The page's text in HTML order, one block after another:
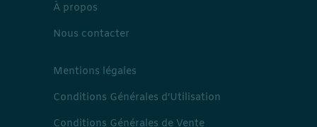
À propos
Nous contacter
Mentions légales
Conditions Générales d’Utilisation
Conditions Générales de Vente